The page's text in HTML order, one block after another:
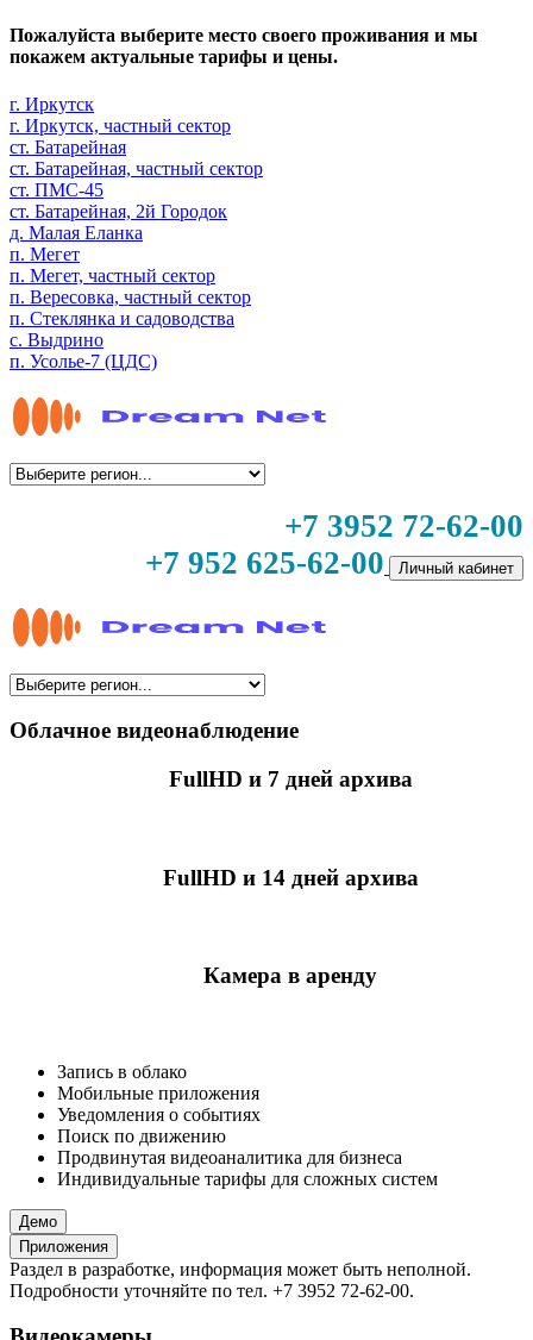
Пожалуйста выберите место своего проживания и мы
покажем актуальные тарифы и цены.
г. Иркутск
г. Иркутск, частный сектор
ст. Батарейная
ст. Батарейная, частный сектор
ст. ПМС-45
ст. Батарейная, 2й Городок
д. Малая Еланка
п. Мегет
п. Мегет, частный сектор
п. Вересовка, частный сектор
п. Стеклянка и садоводства
с. Выдрино
п. Усолье-7 (ЦДС)
+7 3952 72-62-00
+7 952 625-62-00
Личный кабинет
Облачное видеонаблюдение
FullHD и 7 дней архива
FullHD и 14 дней архива
Камера в аренду
Запись в облако
Мобильные приложения
Уведомления о событиях
Поиск по движению
Продвинутая видеоаналитика для бизнеса
Индивидуальные тарифы для сложных систем
Демо
Приложения
Раздел в разработке, информация может быть неполной.
Подробности уточняйте по тел. +7 3952 72-62-00.